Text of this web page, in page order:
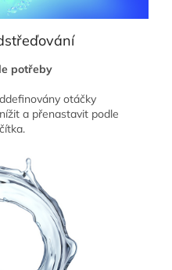
potřeby
otáčky
a přenastavit podle